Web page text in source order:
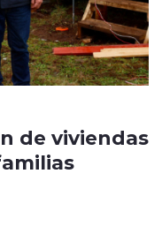
de viviendas